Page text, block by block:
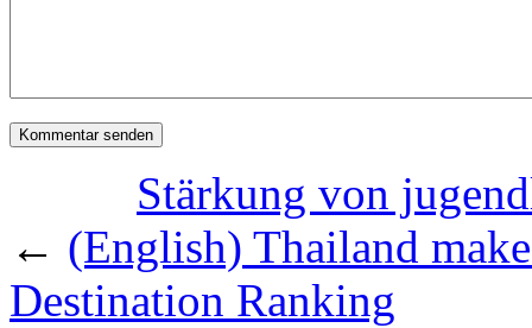
Stärkung von
← (English) Thailand
Destination Ranking